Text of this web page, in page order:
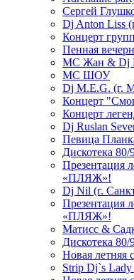
Сергей
Dj Anton Liss
Концерт
Пенная
МС Жан & Dj
МС ШОУ
Dj M.E.G. (г.
Концерт
Концерт
Dj Ruslan
Певица
Дискотека 80/
Презентация
«ПЛЯЖ»!
Dj Nil (г.
Презентация
«ПЛЯЖ»!
Матисс &
Дискотека 80/
Новая
Strip Dj`s Lady